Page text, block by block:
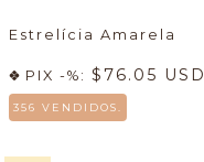
Estrelícia Amarela
PIX -%: $76.05 USD
356 VENDIDOS.